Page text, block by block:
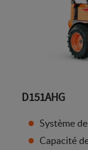
D151AHG
Système
Capacité